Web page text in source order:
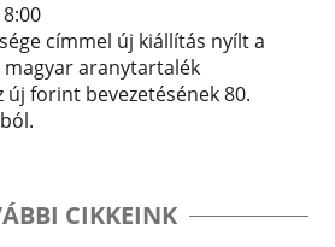
címmel új kiállítás nyílt a
magyar aranytartalék
új forint bevezetésének 80.
CIKKEINK